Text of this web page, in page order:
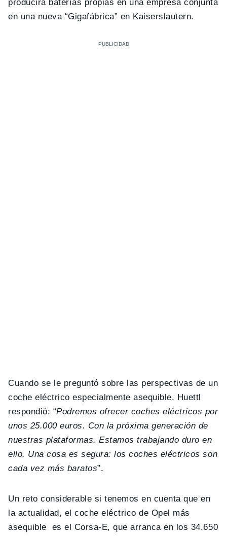
producirá baterías propias en una empresa conjunta
en una nueva “Gigafábrica” ​​en Kaiserslautern.
Cuando se le preguntó sobre las perspectivas de un
coche eléctrico especialmente asequible, Huettl
respondió: “Podremos ofrecer coches eléctricos por
unos 25.000 euros. Con la próxima generación de
nuestras plataformas. Estamos trabajando duro en
ello. Una cosa es segura: los coches eléctricos son
cada vez más baratos”.
Un reto considerable si tenemos en cuenta que en
la actualidad, el coche eléctrico de Opel más
asequible es el Corsa-E, que arranca en los 34.650